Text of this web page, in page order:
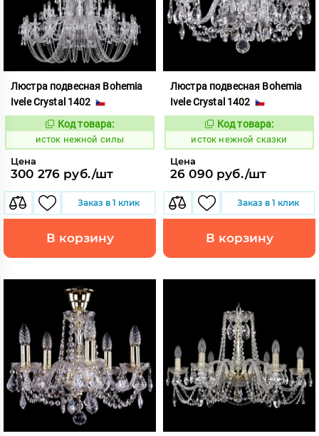
Люстра подвесная Bohemia
Ivele Crystal 1402
Код:
586213
Код товара:
исток нежной силы
Цена
300 276 руб./шт
Заказ в 1 клик
В корзину
Люстра подвесная Bohemia
Ivele Crystal 1402
Код:
586215
Код товара:
исток нежной сказки
Цена
26 090 руб./шт
Заказ в 1 клик
В корзину